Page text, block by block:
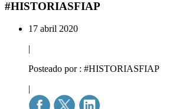
#HISTORIASFIAP
17 abril 2020
|
Posteado por : #HISTORIASFIAP
|